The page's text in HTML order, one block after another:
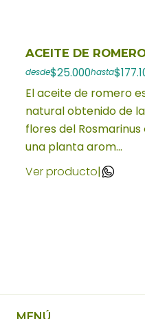
ACEITE DE
desde$25.000hasta
El aceite de romero
natural obtenido de
flores del Rosmarinus
una planta arom...
Ver producto|